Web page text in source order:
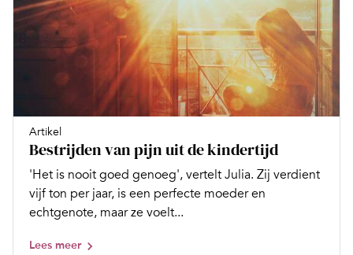
Artikel
Bestrijden van pijn uit de kindertijd
'Het is nooit goed genoeg', vertelt Julia. Zij verdient
vijf ton per jaar, is een perfecte moeder en
echtgenote, maar ze voelt...
Lees meer